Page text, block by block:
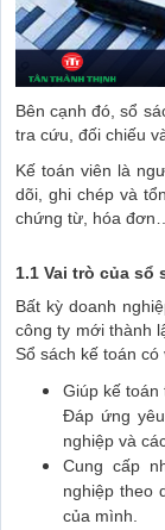
Bên cạnh đó, sổ
tra cứu, đối chiếu
Kế toán viên là
dõi, ghi chép và
chứng từ, hóa đơn…
1.1 Vai trò của sổ
Bất kỳ doanh
công ty mới thành
Sổ sách kế toán
Giúp kế toán
Đáp ứng
nghiệp và
Cung cấp
nghiệp theo
của mình.